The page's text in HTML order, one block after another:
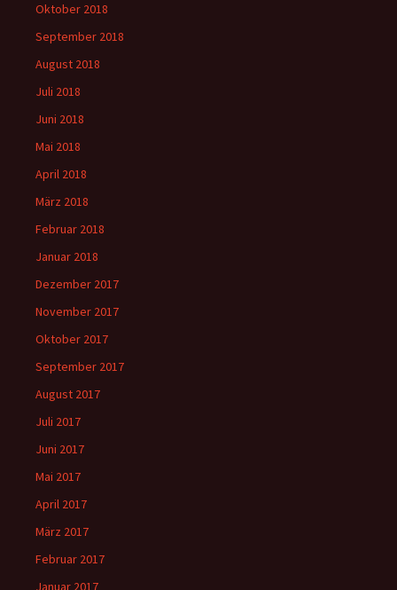
Oktober 2018
September 2018
August 2018
Juli 2018
Juni 2018
Mai 2018
April 2018
März 2018
Februar 2018
Januar 2018
Dezember 2017
November 2017
Oktober 2017
September 2017
August 2017
Juli 2017
Juni 2017
Mai 2017
April 2017
März 2017
Februar 2017